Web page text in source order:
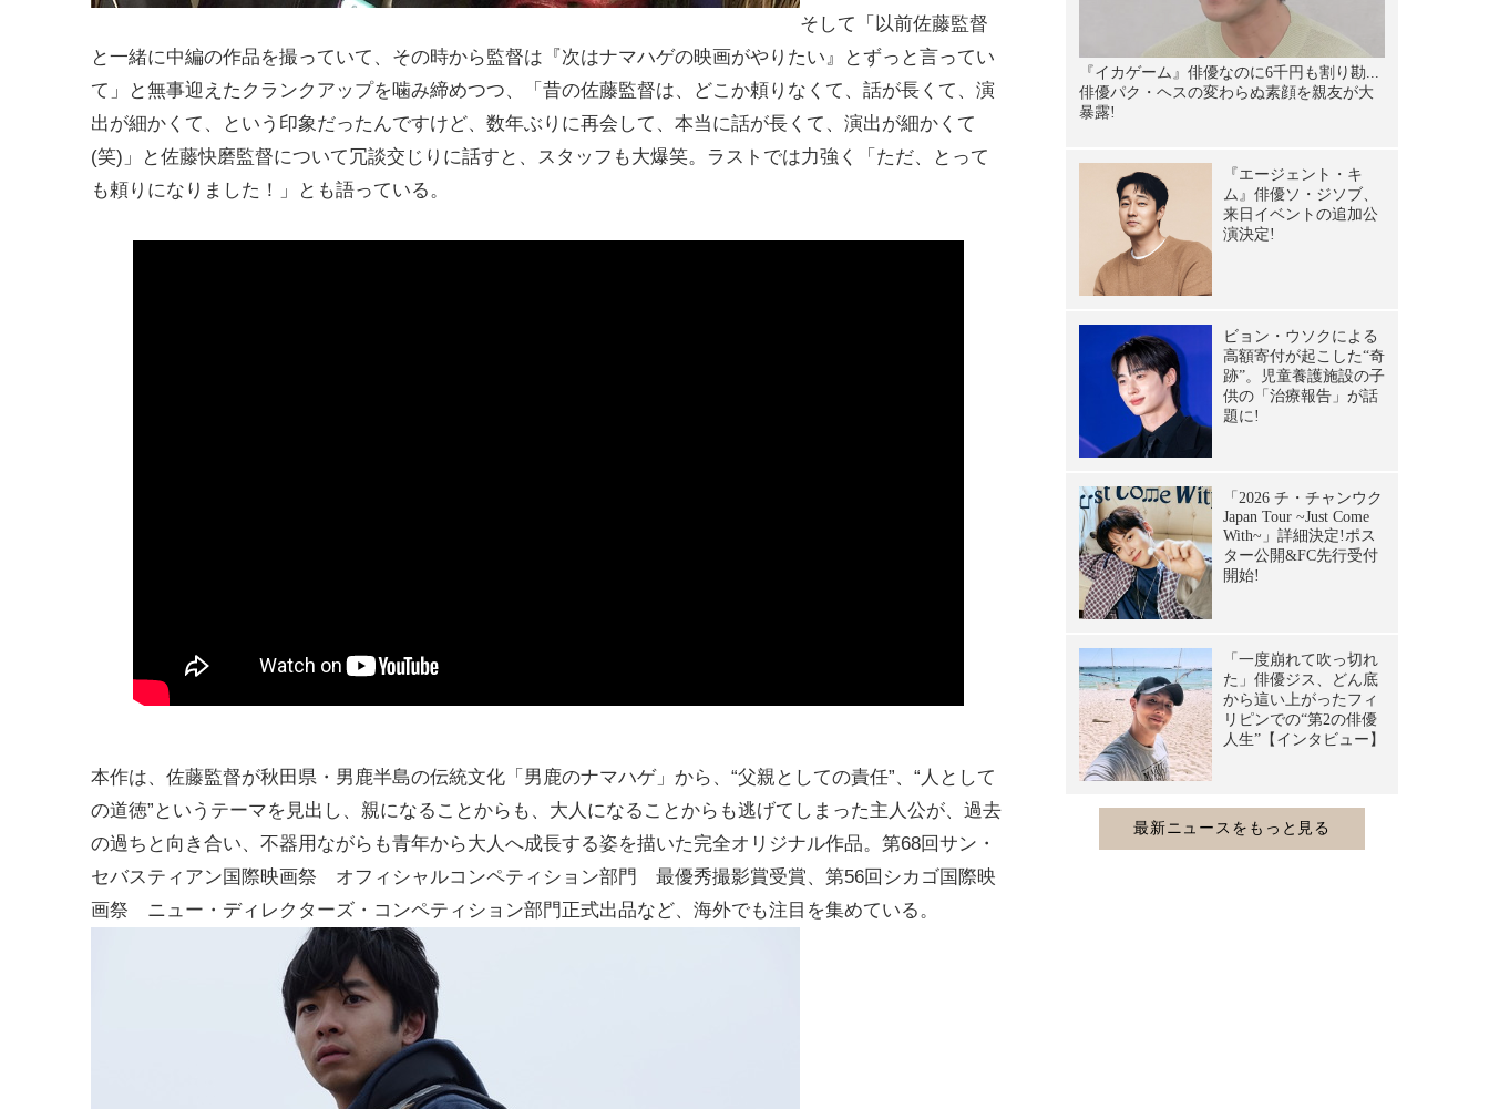
そして「以前佐藤監督
と一緒に中編の作品を撮っていて、その時から監督は『次はナマハゲの映画がやりたい』とずっと言ってい
て」と無事迎えたクランクアップを噛み締めつつ、「昔の佐藤監督は、どこか頼りなくて、話が長くて、演
出が細かくて、という印象だったんですけど、数年ぶりに再会して、本当に話が長くて、演出が細かくて
(笑)」と佐藤快磨監督について冗談交じりに話すと、スタッフも大爆笑。ラストでは力強く「ただ、とって
も頼りになりました！」とも語っている。
本作は、佐藤監督が秋田県・男鹿半島の伝統文化「男鹿のナマハゲ」から、“父親としての責任”、“人として
の道徳”というテーマを見出し、親になることからも、大人になることからも逃げてしまった主人公が、過去
の過ちと向き合い、不器用ながらも青年から大人へ成長する姿を描いた完全オリジナル作品。第68回サン・
セバスティアン国際映画祭 オフィシャルコンペティション部門 最優秀撮影賞受賞、第56回シカゴ国際映
画祭 ニュー・ディレクターズ・コンペティション部門正式出品など、海外でも注目を集めている。